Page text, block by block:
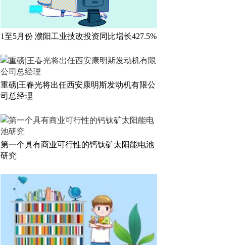
1至5月份 濮阳工业技改投资同比增长427.5%
重磅|王春光将出任西安康明斯发动机有限公
司总经理
第一个具有商业可行性的钙钛矿太阳能电池
研究